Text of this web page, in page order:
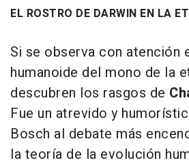
EL ROSTRO DE DARWIN EN LA
Si se observa con atención
humanoide del mono de la
descubren los rasgos de
Fue un atrevido y
Bosch al debate más
la teoría de la evolución